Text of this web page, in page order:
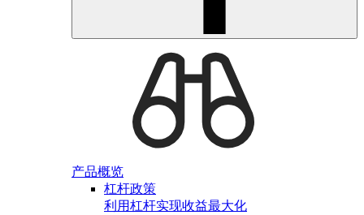
产品概览
杠杆政策
利用杠杆实现收益最大化